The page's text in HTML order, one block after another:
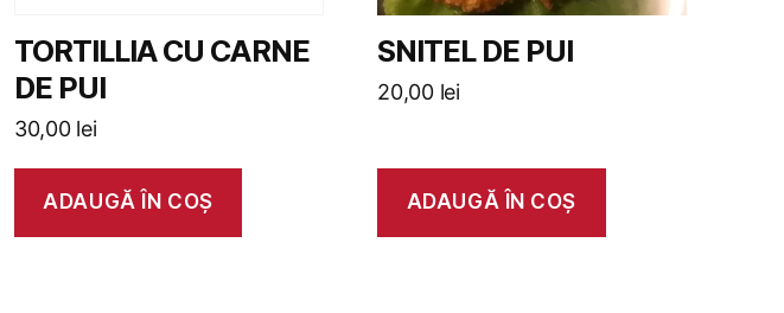
TORTILLIA CU CARNE
DE PUI
30,00 lei
ADAUGĂ ÎN COȘ
SNITEL DE PUI
20,00 lei
ADAUGĂ ÎN COȘ